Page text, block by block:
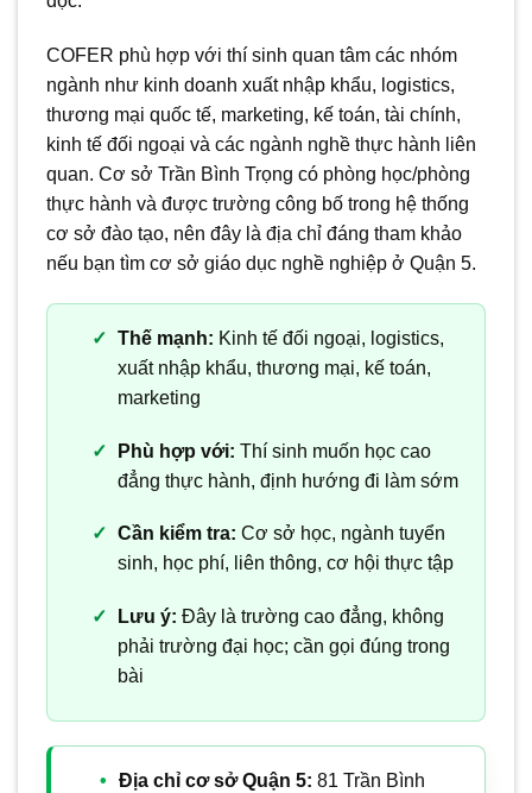
COFER phù hợp với thí sinh quan tâm các nhóm
ngành như kinh doanh xuất nhập khẩu, logistics,
thương mại quốc tế, marketing, kế toán, tài chính,
kinh tế đối ngoại và các ngành nghề thực hành liên
quan. Cơ sở Trần Bình Trọng có phòng học/phòng
thực hành và được trường công bố trong hệ thống
cơ sở đào tạo, nên đây là địa chỉ đáng tham khảo
nếu bạn tìm cơ sở giáo dục nghề nghiệp ở Quận 5.
Thế mạnh: Kinh tế đối ngoại, logistics,
xuất nhập khẩu, thương mại, kế toán,
marketing
Phù hợp với: Thí sinh muốn học cao
đẳng thực hành, định hướng đi làm sớm
Cần kiểm tra: Cơ sở học, ngành tuyển
sinh, học phí, liên thông, cơ hội thực tập
Lưu ý: Đây là trường cao đẳng, không
phải trường đại học; cần gọi đúng trong
bài
Địa chỉ cơ sở Quận 5: 81 Trần Bình